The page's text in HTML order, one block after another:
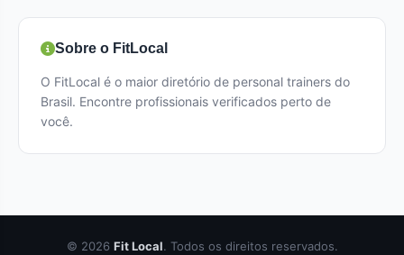
Sobre o FitLocal
O FitLocal é o maior diretório de personal trainers do
Brasil. Encontre profissionais verificados perto de
você.
© 2026 Fit Local. Todos os direitos reservados.